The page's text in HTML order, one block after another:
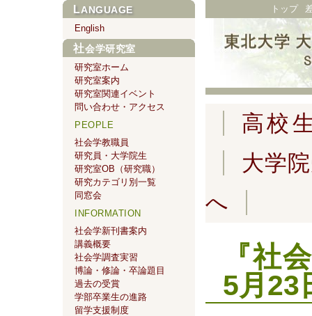
トップ
高校
大学
へ
『社
5月23
LANGUAGE
English
社会学研究室
研究室ホーム
研究室案内
研究室関連イベント
問い合わせ・アクセス
PEOPLE
社会学教職員
研究員・大学院生
研究室OB（研究職）
研究カテゴリ別一覧
同窓会
INFORMATION
社会学新刊書案内
講義概要
社会学調査実習
博論・修論・卒論題目
過去の受賞
学部卒業生の進路
留学支援制度